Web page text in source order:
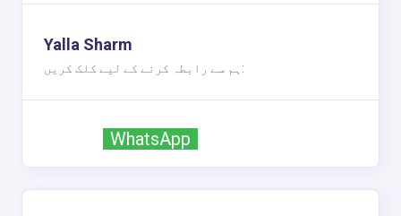
Yalla Sharm
ہم سے رابطہ کرنے کے لیے کلک کریں:
WhatsApp